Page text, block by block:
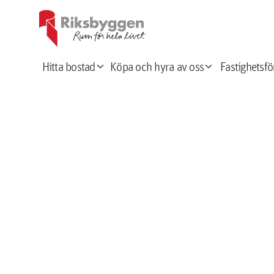
Hitta bostadexpand_more Köpa och hyra av ossexpand_more